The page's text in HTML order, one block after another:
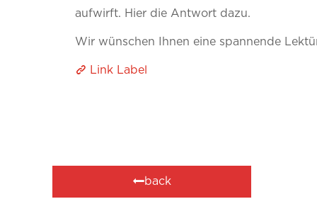
aufwirft. Hier die Antwort dazu.
Wir wünschen Ihnen eine spannende
Link Label
back